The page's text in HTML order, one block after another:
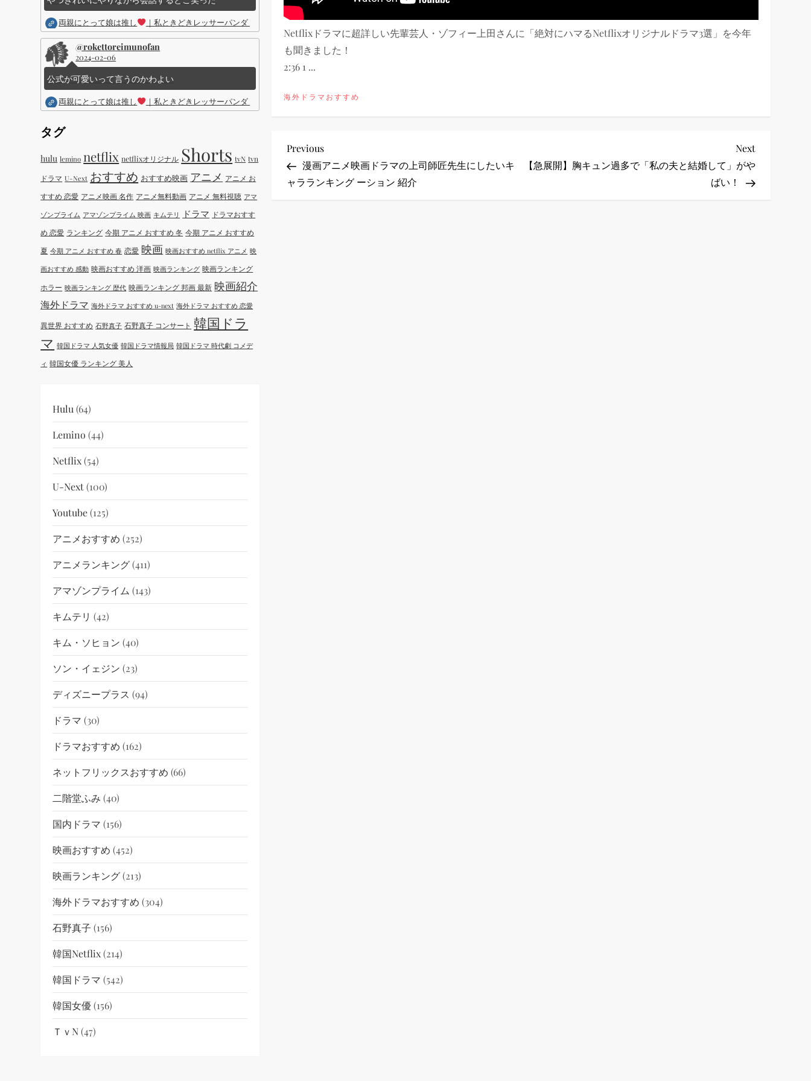
Netflixドラマに超詳しい先輩芸人・ゾフィー上田さんに「絶対にハマるNetflixオリジナルドラマ3選」を今年
も聞きました！
2:36 1 ...
海外ドラマおすすめ
投
稿
Previous
Post
Previous
漫画アニメ映画ドラマの上司師匠先生にしたいキ
ャラランキング ーション 紹介
Next
Post
Next
【急展開】胸キュン過多で「私の夫と結婚して」がや
ばい！
両親にとって娘は推し ｜私ときどきレッサーパンダ ｜Disney (ディズニープラス）
@rokettoreimunofan
2024-02-06
公式が可愛いって言うのかわよい
両親にとって娘は推し ｜私ときどきレッサーパンダ ｜Disney (ディズニープラス）
タグ
hulu lemino netflix netflixオリジナル Shorts tvN tvn
ドラマ U-Next おすすめ おすすめ映画 アニメ アニメ お
すすめ 恋愛 アニメ映画 名作 アニメ無料動画 アニメ 無料視聴 アマ
ゾンプライム アマゾンプライム 映画 キムテリ ドラマ ドラマおすす
め 恋愛 ランキング 今期 アニメ おすすめ 冬 今期 アニメ おすすめ
夏 今期 アニメ おすすめ 春 恋愛 映画 映画おすすめ netflix アニメ 映
画おすすめ 感動 映画おすすめ 洋画 映画ランキング 映画ランキング
ホラー 映画ランキング 歴代 映画ランキング 邦画 最新 映画紹介
海外ドラマ 海外ドラマ おすすめ u-next 海外ドラマ おすすめ 恋愛
異世界 おすすめ 石野真子 石野真子 コンサート 韓国ドラ
マ 韓国ドラマ 人気女優 韓国ドラマ情報局 韓国ドラマ 時代劇 コメデ
ィ 韓国女優 ランキング 美人
Hulu (64)
Lemino (44)
Netflix(54)
U-Next(100)
Youtube(125)
アニメおすすめ (252)
アニメランキング(411)
アマゾンプライム (143)
キムテリ (42)
キム・ソヒョン (40)
ソン・イェジン (23)
ディズニープラス (94)
ドラマ (30)
ドラマおすすめ (162)
ネットフリックスおすすめ (66)
二階堂ふみ (40)
国内ドラマ (156)
映画おすすめ (452)
映画ランキング(213)
海外ドラマおすすめ (304)
石野真子 (156)
韓国netflix(214)
韓国ドラマ (542)
韓国女優(156)
ＴｖN(47)